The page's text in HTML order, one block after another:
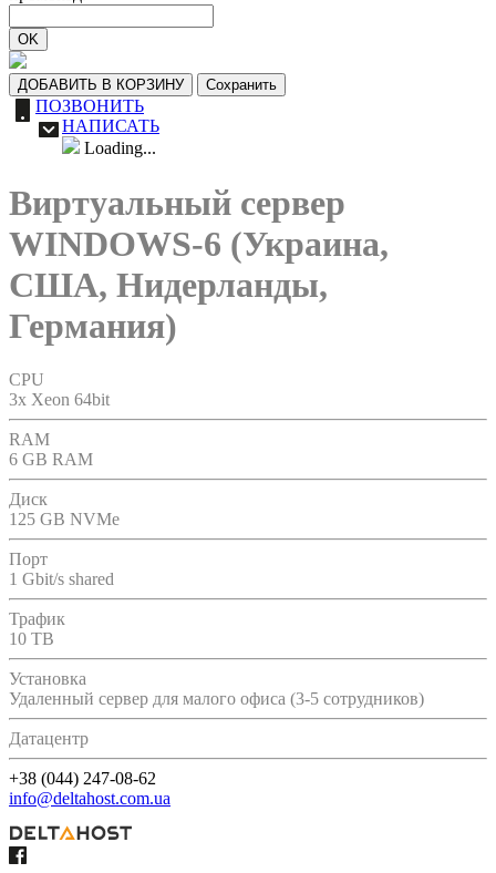
OK
ДОБАВИТЬ В КОРЗИНУ Сохранить
ПОЗВОНИТЬ
НАПИСАТЬ
Loading...
Виртуальный сервер
WINDOWS-6 (Украина,
США, Нидерланды,
Германия)
CPU
3x Xeon 64bit
RAM
6 GB RAM
Диск
125 GB NVMe
Порт
1 Gbit/s shared
Трафик
10 TB
Установка
Удаленный сервер для малого офиса (3-5 сотрудников)
Датацентр
+38 (044) 247-08-62
info@deltahost.com.ua